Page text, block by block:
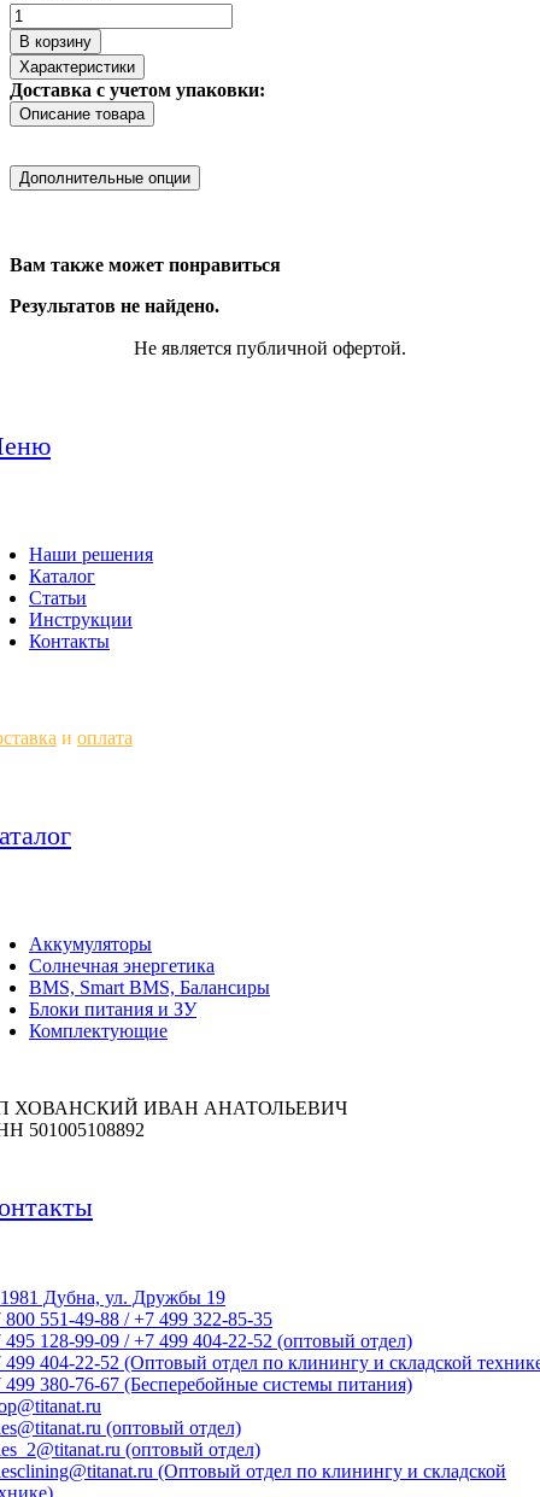
Количество
товара
Smart
BMS
DALY
13S
(with
BT)
В корзину
Характеристики
Доставка с учетом упаковки:
Описание товара
Дополнительные опции
Вам также может понравиться
Результатов не найдено.
Не является публичной офертой.
Наши решения
Каталог
Статьи
Инструкции
Контакты
и оплата
Аккумуляторы
Солнечная энергетика
BMS, Smart BMS, Балансиры
Блоки питания и ЗУ
Комплектующие
ХОВАНСКИЙ ИВАН АНАТОЛЬЕВИЧ
501005108892
Дубна, ул. Дружбы 19
800 551-49-88 / +7 499 322-85-35
495 128-99-09 / +7 499 404-22-52 (оптовый отдел)
499 404-22-52 (Оптовый отдел по клинингу и складской
499 380-76-67 (Бесперебойные системы питания)
(оптовый отдел)
(оптовый отдел)
(Оптовый отдел по клинингу и складской